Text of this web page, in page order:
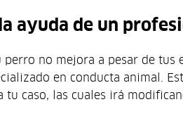
ayuda de un
perro no mejora a pesar de tus
en conducta animal.
tu caso, las cuales irá